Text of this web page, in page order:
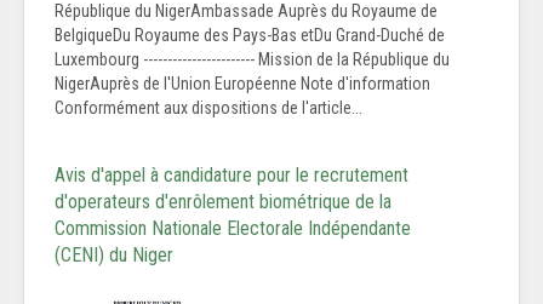
République du NigerAmbassade Auprès du Royaume de
BelgiqueDu Royaume des Pays-Bas etDu Grand-Duché de
Luxembourg ----------------------- Mission de la République du
NigerAuprès de l'Union Européenne Note d'information
Conformément aux dispositions de l'article...
Avis d'appel à candidature pour le recrutement
d'operateurs d'enrôlement biométrique de la
Commission Nationale Electorale Indépendante
(CENI) du Niger